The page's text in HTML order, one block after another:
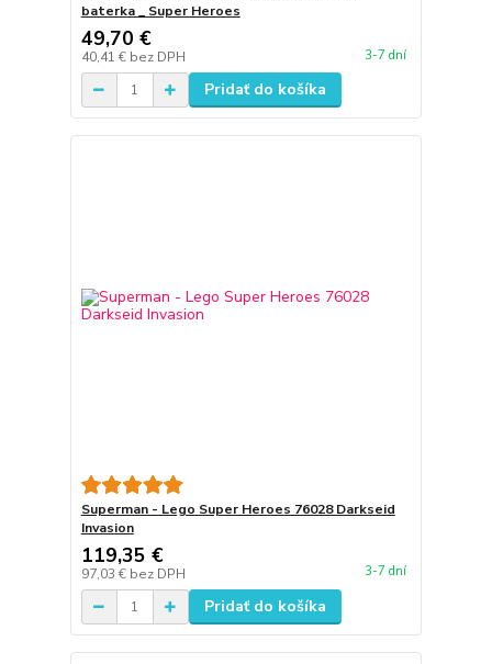
baterka _ Super Heroes
49,70 €
40,41 € bez DPH 3-7 dní
Pridať do košíka
Superman - Lego Super Heroes 76028 Darkseid
Invasion
119,35 €
97,03 € bez DPH 3-7 dní
Pridať do košíka